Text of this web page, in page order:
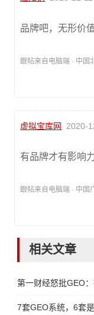
品牌吧，无形价
跟帖来自电脑端 · 中国
虚拟宝库网 2020-
有品牌才有影响
跟帖来自电脑端 · 中国
相关文章
第一财经怒批GEO
7套GEO系统，6套